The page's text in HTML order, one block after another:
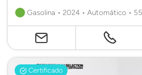
Gasolina • 2024 • Automático •
Certificado